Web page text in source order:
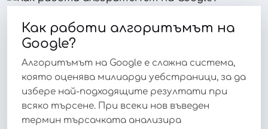
Как работи алгоритъмът на
Google?
Алгоритъмът на Google е сложна система,
която оценява милиарди уебстраници, за да
избере най-подходящите резултати при
всяко търсене. При всеки нов въведен
термин търсачката анализира